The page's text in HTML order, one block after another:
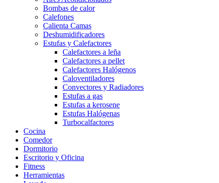
Bombas de calor
Calefones
Calienta Camas
Deshumidificadores
Estufas y Calefactores
Calefactores a leña
Calefactores a pellet
Calefactores Halógenos
Caloventiladores
Convectores y Radiadores
Estufas a gas
Estufas a kerosene
Estufas Halógenas
Turbocalfactores
Cocina
Comedor
Dormitorio
Escritorio y Oficina
Fitness
Herramientas